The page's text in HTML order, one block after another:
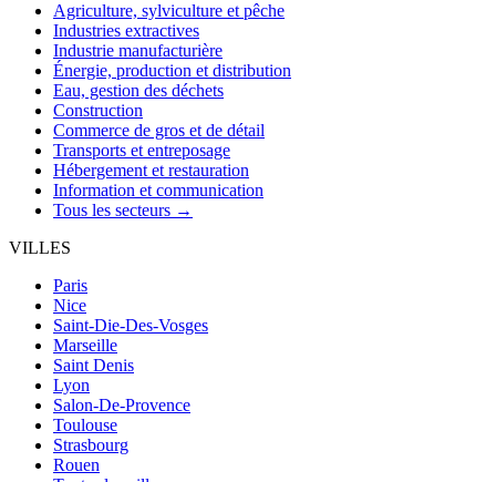
Agriculture, sylviculture et pêche
Industries extractives
Industrie manufacturière
Énergie, production et distribution
Eau, gestion des déchets
Construction
Commerce de gros et de détail
Transports et entreposage
Hébergement et restauration
Information et communication
Tous les secteurs →
VILLES
Paris
Nice
Saint-Die-Des-Vosges
Marseille
Saint Denis
Lyon
Salon-De-Provence
Toulouse
Strasbourg
Rouen